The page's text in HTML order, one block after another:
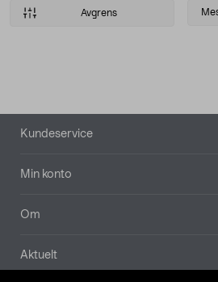
Avgrens
Bunntekst
Kundeservice
Min konto
Om
Aktuelt